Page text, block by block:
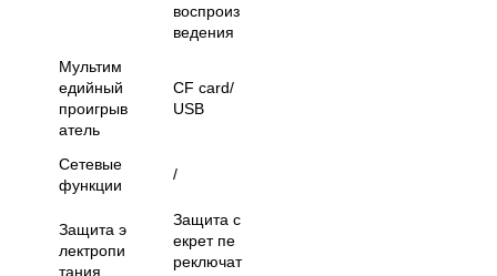
воспроиз
ведения
Мультим
едийный
проигрыв
атель
CF card/
USB
Сетевые
функции
/
Защита э
лектропи
тания
Защита с
екрет пе
реключат